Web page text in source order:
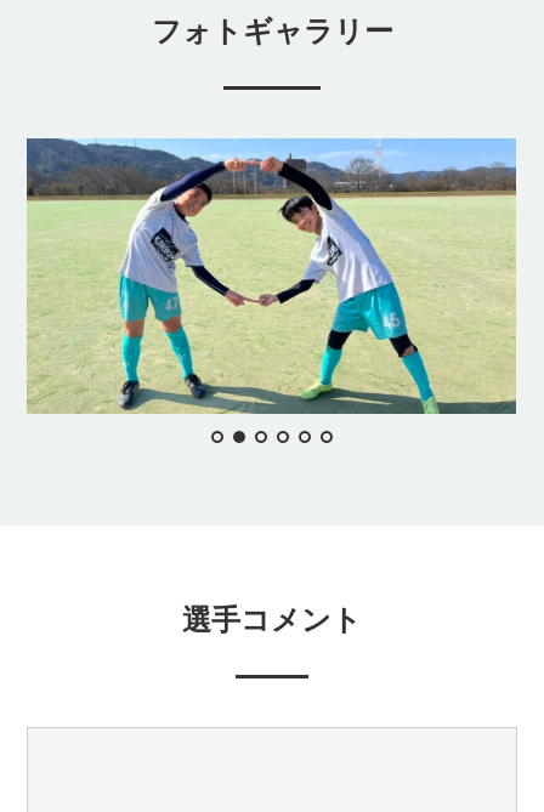
フォトギャラリー
選手コメント